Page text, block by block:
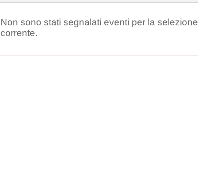
Non sono stati segnalati eventi per la selezione
corrente.